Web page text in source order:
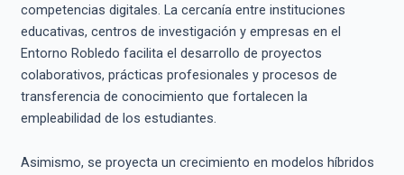
competencias digitales. La cercanía entre instituciones
educativas, centros de investigación y empresas en el
Entorno Robledo facilita el desarrollo de proyectos
colaborativos, prácticas profesionales y procesos de
transferencia de conocimiento que fortalecen la
empleabilidad de los estudiantes.
Asimismo, se proyecta un crecimiento en modelos híbridos